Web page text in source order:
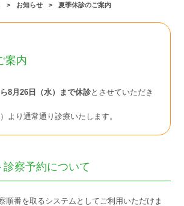
お知らせ 夏季休診のご案内
案内
8月26日（水）まで休診とさせていただき
より通常通り診療いたします。
診察予約について
順番を取るシステムとしてご利用いただけま